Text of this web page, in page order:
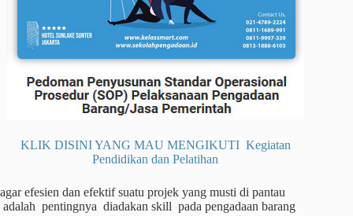
KLIK DISINI YANG MAU MENGIKUTI Kegiatan
Pendidikan dan Pelatihan
agar efesien dan efektif suatu projek yang musti di pantau
adalah pentingnya diadakan skill pada pengadaan barang